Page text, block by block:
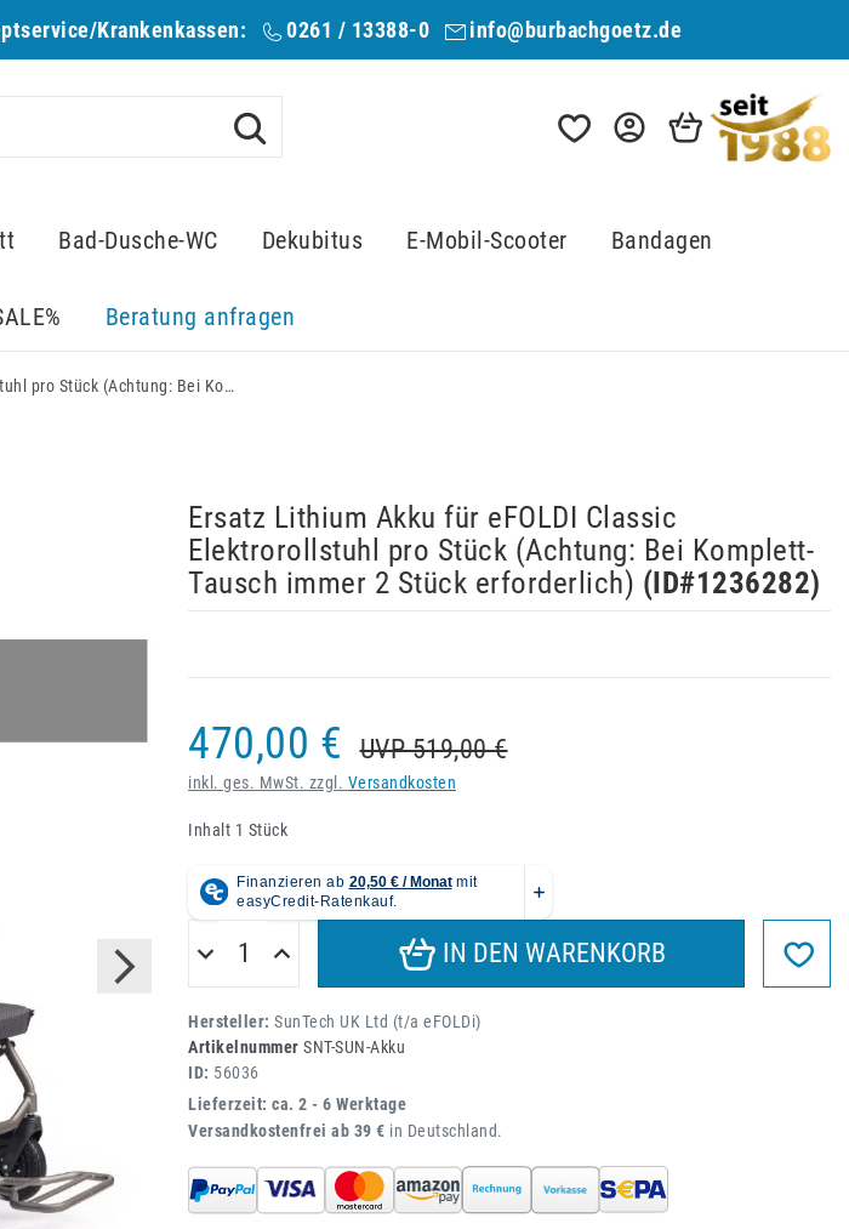
Krankenkassen: 0261 / 13388-0 info@burbachgoetz.de
Bad-Dusche-WC Dekubitus E-Mobil-Scooter Bandagen
Beratung anfragen
Ersatz Lithium Akku für eFOLDI Classic Elektrorollstuhl pro Stück (Achtung: Bei Komplett-Tausch immer 2 Stück erforderlich)
Ersatz Lithium Akku für eFOLDI Classic
Elektrorollstuhl pro Stück (Achtung: Bei Komplett-
Tausch immer 2 Stück erforderlich) (ID#1236282)
470,00 € UVP 519,00 €
inkl. ges. MwSt. zzgl. Versandkosten
Inhalt 1 Stück
IN DEN WARENKORB
Hersteller: SunTech UK Ltd (t/a eFOLDi)
Artikelnummer SNT-SUN-Akku
ID: 56036
Lieferzeit: ca. 2 - 6 Werktage
Versandkostenfrei ab 39 € in Deutschland.